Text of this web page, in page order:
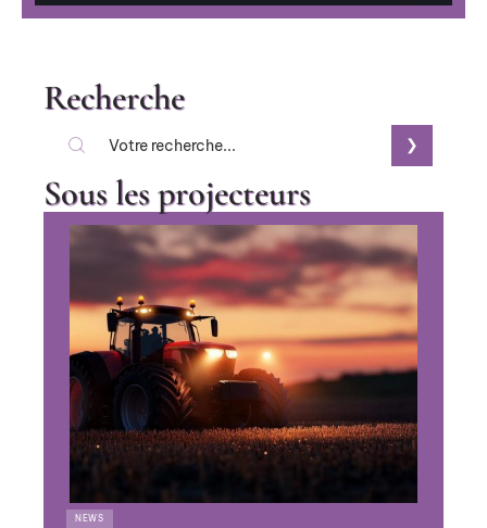
Recherche
Sous les projecteurs
NEWS